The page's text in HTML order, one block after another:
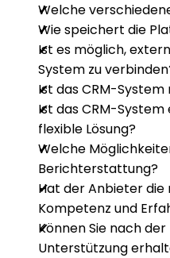
Welche
Wie speichert die
Ist es möglich,
System zu
Ist das CRM-
Ist das CRM-
flexible Lösung?
Welche
Berichterstattung?
Hat der Anbieter
Kompetenz und
Können Sie nach
Unterstützung